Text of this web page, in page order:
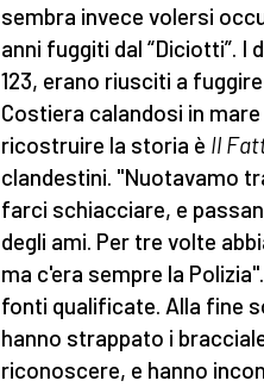
sembra invece volersi
anni fuggiti dal “Diciotti”. I
123, erano riusciti a
Costiera calandosi in
ricostruire la storia è Il
clandestini. "Nuotavamo
farci schiacciare, e
degli ami. Per tre volte
ma c'era sempre la
fonti qualificate. Alla fine
hanno strappato i
riconoscere, e hanno